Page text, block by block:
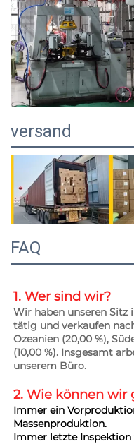
versand
FAQ
1. Wer sind wir?
Wir haben unseren Sitz
tätig und verkaufen
Ozeanien (20,00 %),
(10,00 %). Insgesamt
unserem Büro.
2. Wie können wir
Immer ein
Massenproduktion.
Immer letzte